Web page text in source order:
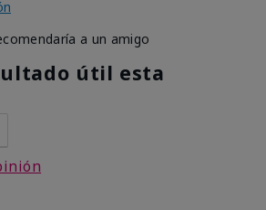
a un amigo
útil esta